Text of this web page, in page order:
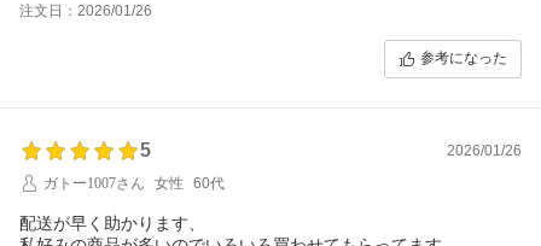
注文日：2026/01/26
参考になった
5
2026/01/26
ガトー1007さん
女性 60代
配送が早く助かります、